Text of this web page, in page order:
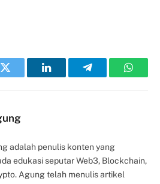
Twitter LinkedInTelegram
adalah penulis konten yang
edukasi seputar Web3, Blockchain,
Agung telah menulis artikel